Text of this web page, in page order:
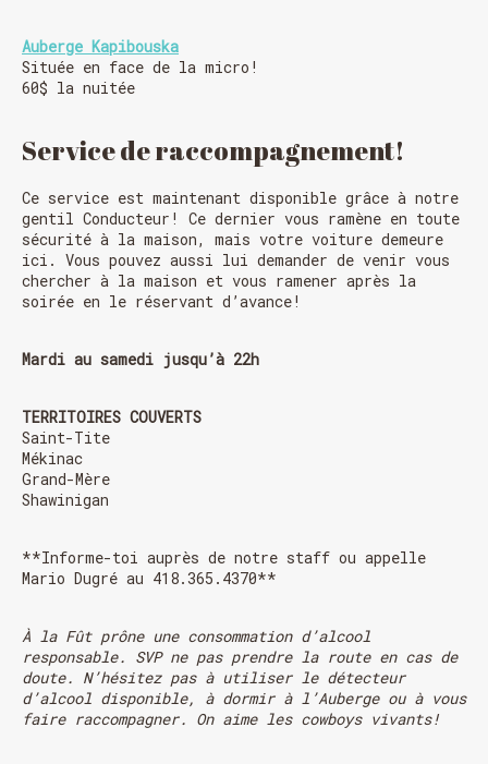
Auberge Kapibouska
Située en face de la micro!
60$ la nuitée
Service de raccompagnement!
Ce service est maintenant disponible grâce à notre
gentil Conducteur! Ce dernier vous ramène en toute
sécurité à la maison, mais votre voiture demeure
ici. Vous pouvez aussi lui demander de venir vous
chercher à la maison et vous ramener après la
soirée en le réservant d’avance!
Mardi au samedi jusqu’à 22h
TERRITOIRES COUVERTS
Saint-Tite
Mékinac
Grand-Mère
Shawinigan
**Informe-toi auprès de notre staff ou appelle
Mario Dugré au 418.365.4370**
À la Fût prône une consommation d’alcool
responsable. SVP ne pas prendre la route en cas de
doute. N’hésitez pas à utiliser le détecteur
d’alcool disponible, à dormir à l’Auberge ou à vous
faire raccompagner. On aime les cowboys vivants!
HORAIRE DES FÊTES